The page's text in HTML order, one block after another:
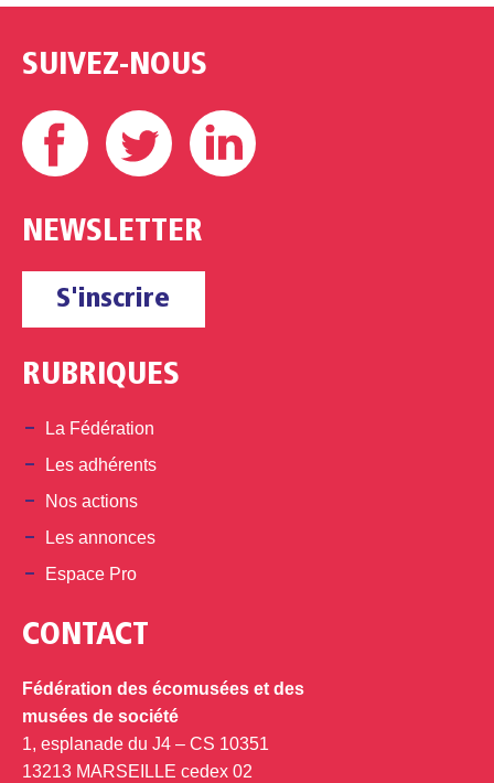
SUIVEZ-NOUS
Facebook Twitter
NEWSLETTER
S'inscrire
RUBRIQUES
La Fédération
Les adhérents
Nos actions
Les annonces
Espace Pro
CONTACT
Fédération des écomusées et des
musées de société
1, esplanade du J4 – CS 10351
13213 MARSEILLE cedex 02